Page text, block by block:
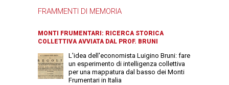
FRAMMENTI DI MEMORIA
MONTI FRUMENTARI: RICERCA STORICA
COLLETTIVA AVVIATA DAL PROF. BRUNI
L'idea dell'economista Luigino Bruni: fare
un esperimento di intelligenza collettiva
per una mappatura dal basso dei Monti
Frumentari in Italia